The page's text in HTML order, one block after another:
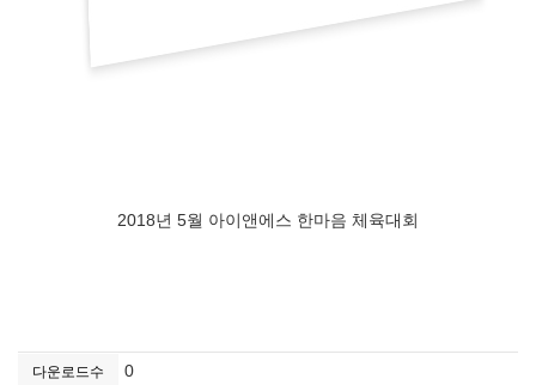
2018년 5월 아이앤에스 한마음 체육대회
다운로드수 0